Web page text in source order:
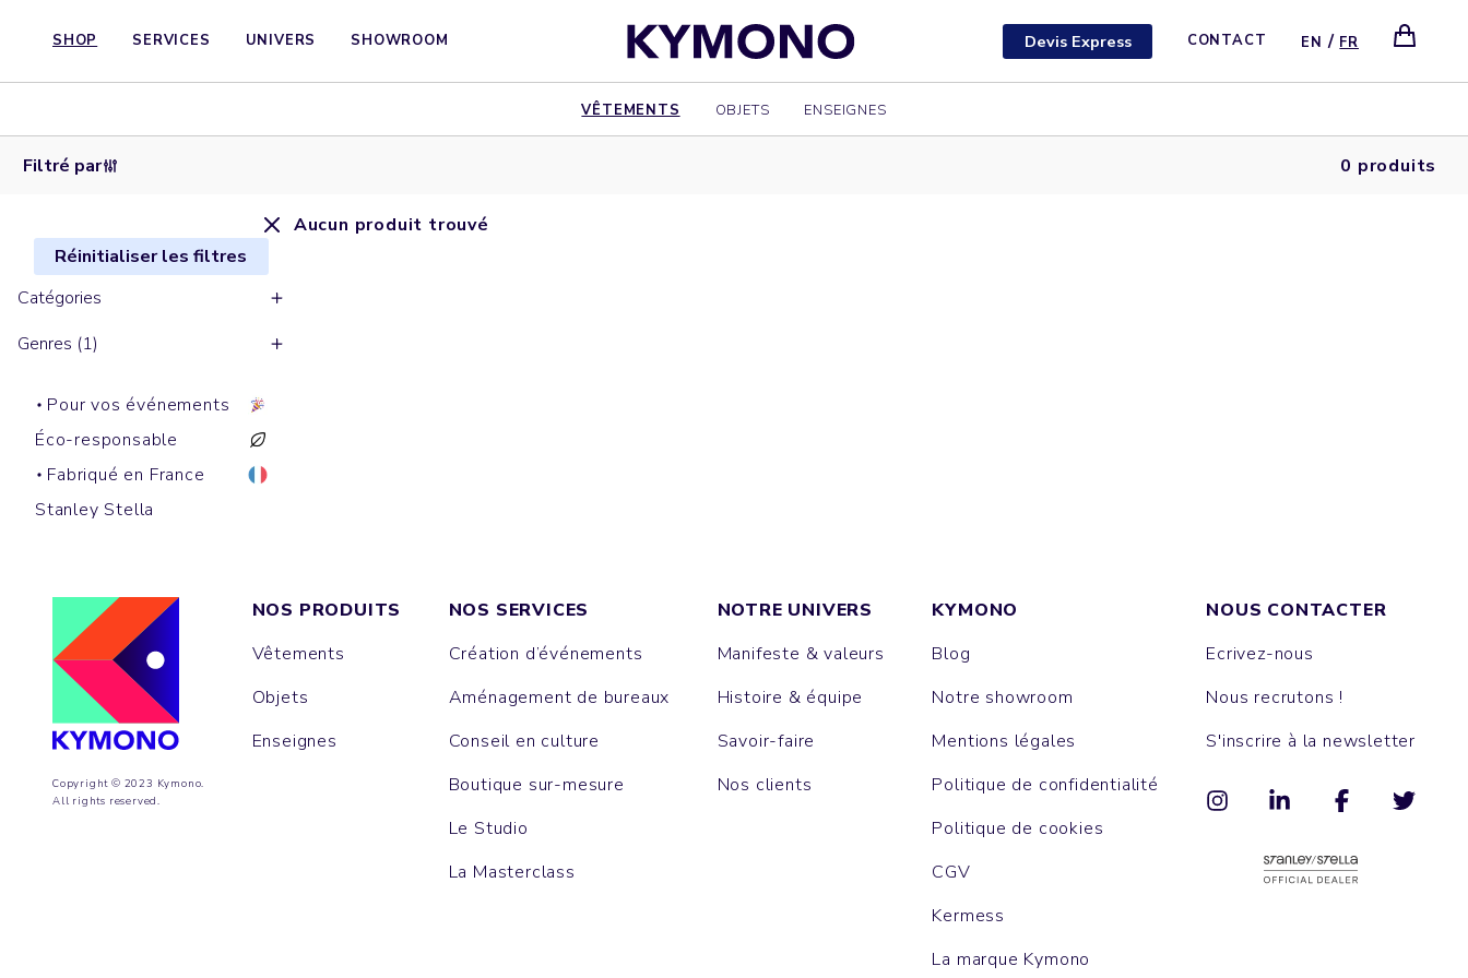
SHOP SERVICES UNIVERS SHOWROOM Devis Express CONTACT EN / FR
VÊTEMENTS OBJETS ENSEIGNES
Filtré par 0 produits
Réinitialiser les filtres
Catégories
Genres (1)
Pour vos événements
Éco-responsable
Fabriqué en France
Stanley Stella
Aucun produit trouvé
Copyright © 2023 Kymono.
All rights reserved.
NOS PRODUITS
Vêtements
Objets
Enseignes
NOS SERVICES
Création d’événements
Aménagement de bureaux
Conseil en culture
Boutique sur-mesure
Le Studio
La Masterclass
NOTRE UNIVERS
Manifeste & valeurs
Histoire & équipe
Savoir-faire
Nos clients
KYMONO
Blog
Notre showroom
Mentions légales
Politique de confidentialité
Politique de cookies
CGV
Kermess
La marque Kymono
NOUS CONTACTER
Ecrivez-nous
Nous recrutons !
S'inscrire à la newsletter